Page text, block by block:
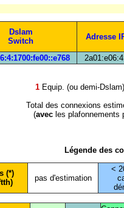
Dslam
Switch
Adresse
1 Equip. (ou demi-
Total des connexions
(avecles plafonnements
Légende des
(*)
pas d'estimation
<